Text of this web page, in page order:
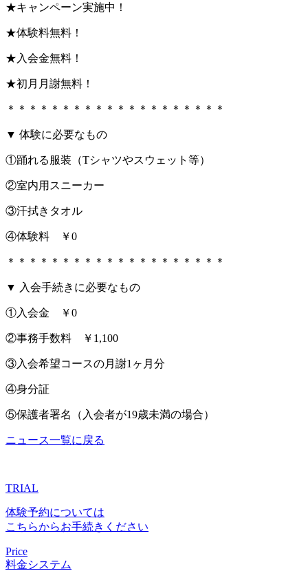
★キャンペーン実施中！
★体験料無料！
★入会金無料！
★初月月謝無料！
＊＊＊＊＊＊＊＊＊＊＊＊＊＊＊＊＊＊＊＊
▼ 体験に必要なもの
①踊れる服装（Tシャツやスウェット等）
②室内用スニーカー
③汗拭きタオル
④体験料 ￥0
＊＊＊＊＊＊＊＊＊＊＊＊＊＊＊＊＊＊＊＊
▼ 入会手続きに必要なもの
①入会金 ￥0
②事務手数料 ￥1,100
③入会希望コースの月謝1ヶ月分
④身分証
⑤保護者署名（入会者が19歳未満の場合）
ニュース一覧に戻る
TRIAL
体験予約については
こちらからお手続きください
Price
料金システム